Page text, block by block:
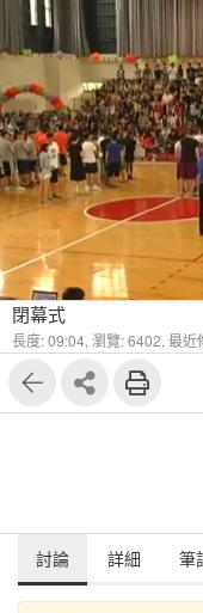
閉幕式
長度: 09:04, 瀏覽: 6402, 最近
討論 詳細 筆